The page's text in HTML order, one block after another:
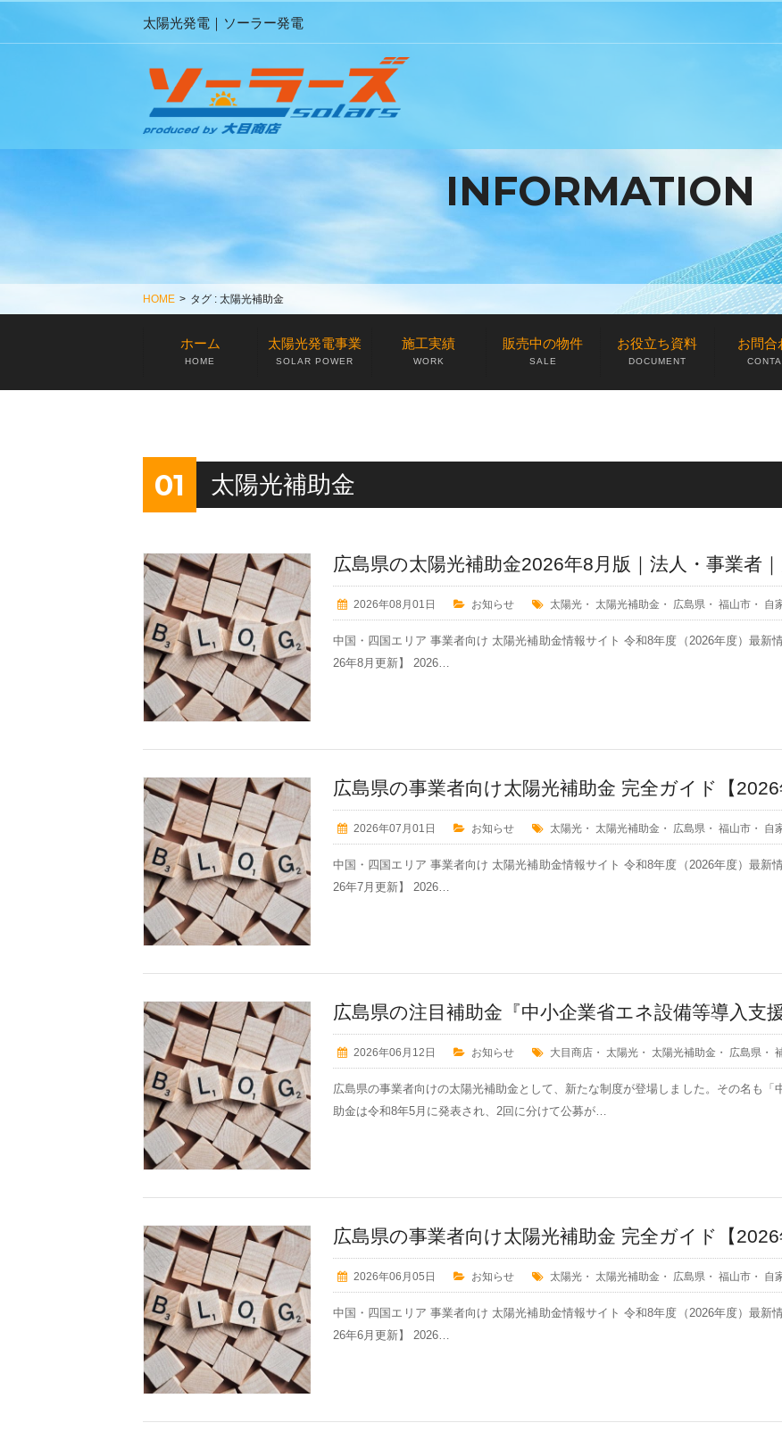
太陽光発電｜ソーラー発電
INFORMATION
HOME > タグ : 太陽光補助金
ホーム
HOME
太陽光発電事業
SOLAR POWER
施工実績
WORK
販売中の物件
SALE
お役立ち資料
DOCUMENT
お問合
01 太陽光補助金
広島県の太陽光補助金2026年8月版｜法人・事業者
2026年08月01日 お知らせ 太陽光 ・ 太陽光補助金 ・ 広島県 ・福山市 ・ 自
中国・四国エリア 事業者向け 太陽光補助金情報サイト 令和8年度（2026年度）最新
26年8月更新】 2026…
広島県の事業者向け太陽光補助金 完全ガイド【2026
2026年07月01日 お知らせ 太陽光 ・ 太陽光補助金 ・ 広島県 ・福山市 ・ 自
中国・四国エリア 事業者向け 太陽光補助金情報サイト 令和8年度（2026年度）最新
26年7月更新】 2026…
広島県の注目補助金『中小企業省エネ設備等導入支
2026年06月12日 お知らせ 大目商店 ・ 太陽光 ・ 太陽光補助金 ・ 広島県 ・
広島県の事業者向けの太陽光補助金として、新たな制度が登場しました。その名も
助金は令和8年5月に発表され、2回に分けて公募が…
広島県の事業者向け太陽光補助金 完全ガイド【2026
2026年06月05日 お知らせ 太陽光 ・ 太陽光補助金 ・ 広島県 ・福山市 ・ 自
中国・四国エリア 事業者向け 太陽光補助金情報サイト 令和8年度（2026年度）最新
26年6月更新】 2026…